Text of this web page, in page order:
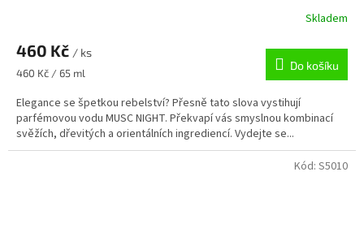
Skladem
460 Kč / ks
Měrná
460 Kč / 65 ml
Do košíku
Elegance se špetkou rebelství? Přesně tato slova vystihují
parfémovou vodu MUSC NIGHT. Překvapí vás smyslnou kombinací
svěžích, dřevitých a orientálních ingrediencí. Vydejte se...
Kód: S5010